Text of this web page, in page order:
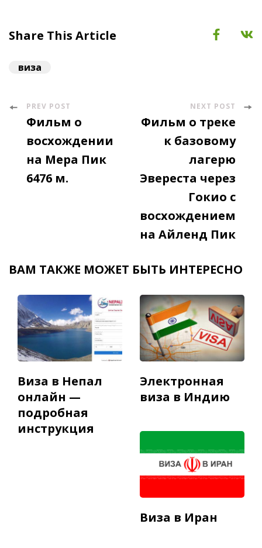
Share This Article
виза
Post
Navigation
PREV POST
Фильм о
восхождении
на Мера Пик
6476 м.
NEXT POST
Фильм о треке
к базовому
лагерю
Эвереста через
Гокио с
восхождением
на Айленд Пик
ВАМ ТАКЖЕ МОЖЕТ БЫТЬ ИНТЕРЕСНО
Виза в Непал
онлайн —
подробная
инструкция
Электронная
виза в Индию
Виза в Иран